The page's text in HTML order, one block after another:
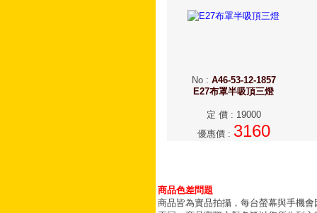
No: A46-53-12-1857
E27布罩半吸頂三燈
定 價: 19000
優惠價: 3160
商品色差問題
商品皆為實品拍攝，每台螢幕與手機